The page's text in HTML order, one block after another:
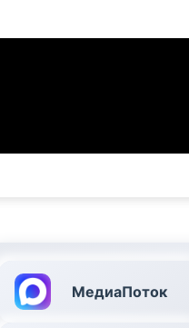
МедиаПоток